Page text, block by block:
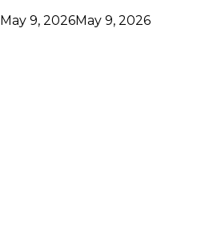
May 9, 2026May 9, 2026